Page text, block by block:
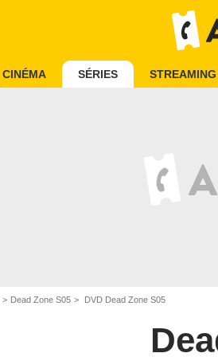
CINÉMA SÉRIES STREAMING
Dead Zone S05 DVD Dead Zone S05